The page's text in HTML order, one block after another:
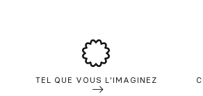
TEL QUE VOUS L'IMAGINEZ